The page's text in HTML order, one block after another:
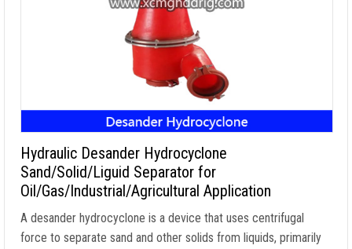
Hydraulic Desander Hydrocyclone
Sand/Solid/Liguid Separator for
Oil/Gas/Industrial/Agricultural Application
A desander hydrocyclone is a device that uses centrifugal
force to separate sand and other solids from liquids, primarily